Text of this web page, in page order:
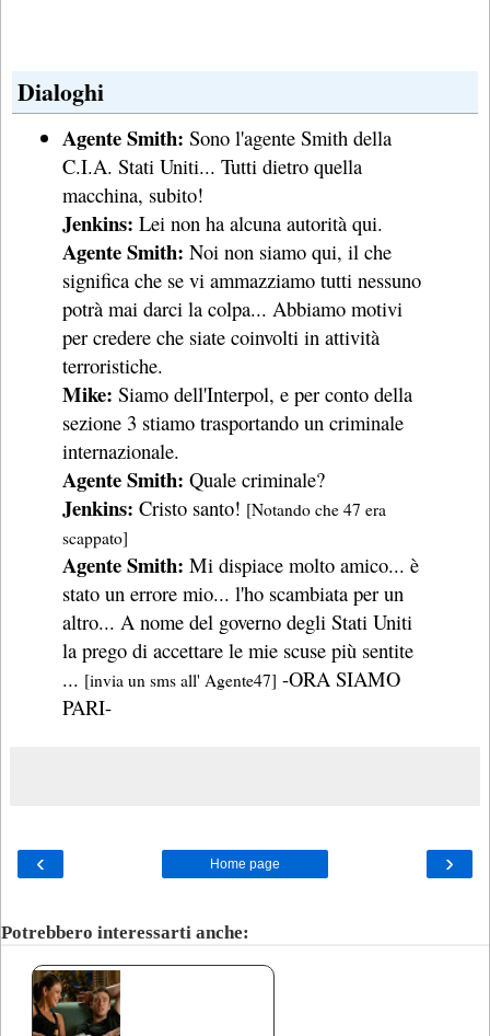
Dialoghi
Agente Smith: Sono l'agente Smith della
C.I.A. Stati Uniti... Tutti dietro quella
macchina, subito!
Jenkins: Lei non ha alcuna autorità qui.
Agente Smith: Noi non siamo qui, il che
significa che se vi ammazziamo tutti nessuno
potrà mai darci la colpa... Abbiamo motivi
per credere che siate coinvolti in attività
terroristiche.
Mike: Siamo dell'Interpol, e per conto della
sezione 3 stiamo trasportando un criminale
internazionale.
Agente Smith:Quale criminale?
Jenkins: Cristo santo! [Notando che 47 era
scappato]
Agente Smith:Mi dispiace molto amico... è
stato un errore mio... l'ho scambiata per un
altro... A nome del governo degli Stati Uniti
la prego di accettare le mie scuse più sentite
... [invia un sms all' Agente47] -ORA SIAMO
PARI-
‹ ›
Home page
Potrebbero interessarti anche: